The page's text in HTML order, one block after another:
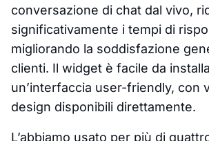
conversazione di chat dal vivo,
significativamente i tempi di
migliorando la soddisfazione
clienti. Il widget è facile da
un’interfaccia user-friendly, con
design disponibili direttamente.
L’abbiamo usato per più di